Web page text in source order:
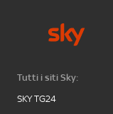
Tutti i siti Sky:
SKY TG24